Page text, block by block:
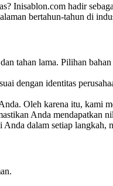
Inisablon.com hadir
bertahun-tahun di
tahan lama. Pilihan
dengan identitas
Oleh karena itu, kami
Anda mendapatkan
dalam setiap langkah,